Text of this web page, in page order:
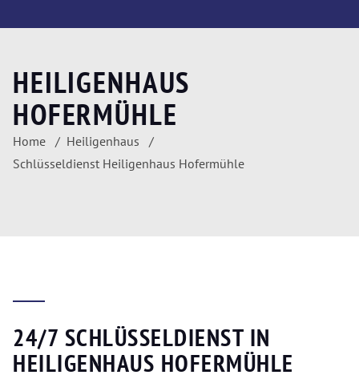
HEILIGENHAUS
HOFERMÜHLE
Home
Heiligenhaus
Schlüsseldienst Heiligenhaus Hofermühle
24/7 SCHLÜSSELDIENST IN
HEILIGENHAUS HOFERMÜHLE